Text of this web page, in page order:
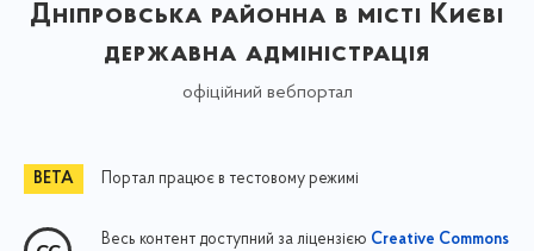
Дніпровська районна в місті Києві
державна адміністрація
офіційний вебпортал
Портал працює в тестовому режимі
Весь контент доступний за ліцензією Creative Commons